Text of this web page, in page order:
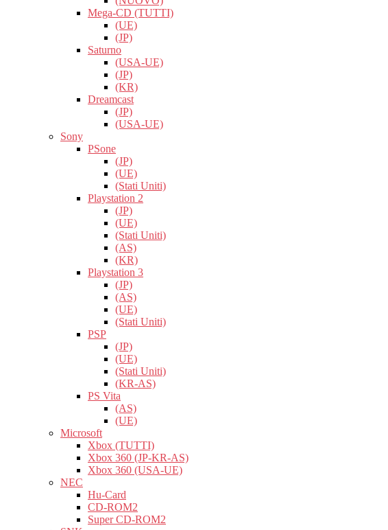
Mega-CD (TUTTI)
(UE)
(JP)
Saturno
(USA-UE)
(JP)
(KR)
Dreamcast
(JP)
(USA-UE)
Sony
PSone
(JP)
(UE)
(Stati Uniti)
Playstation 2
(JP)
(UE)
(Stati Uniti)
(AS)
(KR)
Playstation 3
(JP)
(AS)
(UE)
(Stati Uniti)
PSP
(JP)
(UE)
(Stati Uniti)
(KR-AS)
PS Vita
(AS)
(UE)
Microsoft
Xbox (TUTTI)
Xbox 360 (JP-KR-AS)
Xbox 360 (USA-UE)
NEC
Hu-Card
CD-ROM2
Super CD-ROM2